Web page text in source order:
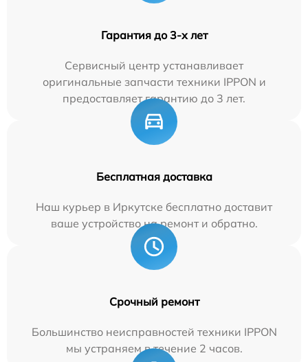
Гарантия до 3-х лет
Сервисный центр устанавливает
оригинальные запчасти техники IPPON и
предоставляет гарантию до 3 лет.
Бесплатная доставка
Наш курьер в Иркутске бесплатно доставит
ваше устройство на ремонт и обратно.
Срочный ремонт
Большинство неисправностей техники IPPON
мы устраняем в течение 2 часов.